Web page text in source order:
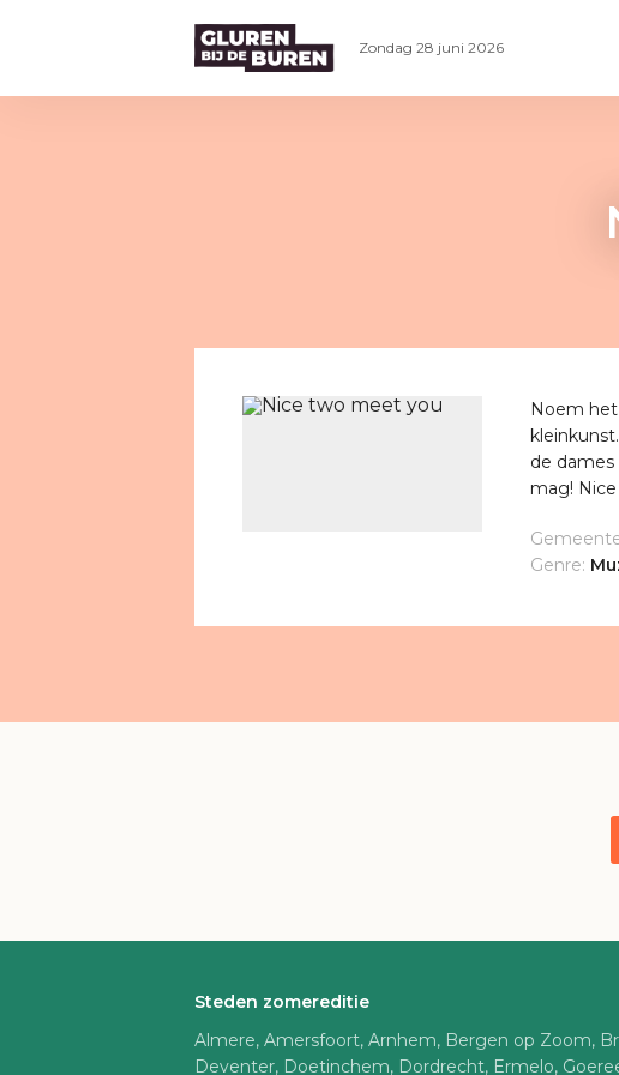
Noem
de
mag!
Genre:
Steden zomereditie
Almere, Amersfoort, Arnhem, Bergen op Zoom,
Deventer, Doetinchem, Dordrecht, Ermelo,
Zondag 28 juni 2026